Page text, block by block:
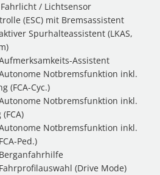
/ Lichtsensor
(ESC) mit Bremsassistent
Spurhalteassistent (LKAS,
Assistent
Notbremsfunktion inkl.
(FCA-Cyc.)
Notbremsfunktion inkl.
Notbremsfunktion inkl.
Ped.)
(Drive Mode)